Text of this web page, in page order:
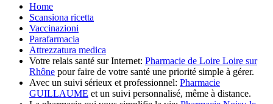
Home
Scansiona ricetta
Vaccinazioni
Parafarmacia
Attrezzatura medica
Votre relais santé sur Internet: Pharmacie de Loire Loire sur
Rhône pour faire de votre santé une priorité simple à gérer.
Avec un suivi sérieux et professionnel: Pharmacie
GUILLAUME et un suivi personnalisé, même à distance.